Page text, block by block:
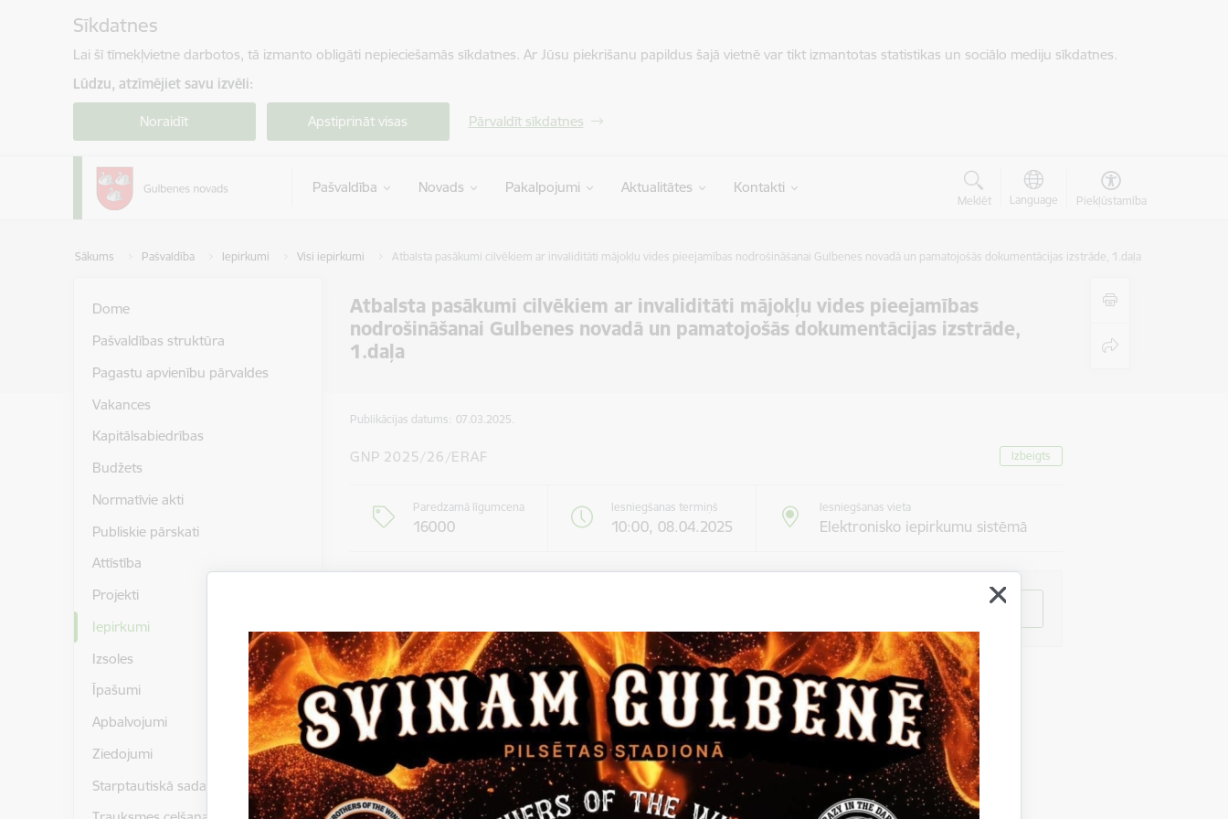
Sīkdatnes
Lai šī tīmekļvietne darbotos, tā izmanto obligāti nepieciešamās sīkdatnes. Ar Jūsu piekrišanu papildus šajā vietnē var tikt izmantotas statistikas un sociālo mediju sīkdatnes.
Lūdzu, atzīmējiet savu izvēli:
Noraidīt Apstiprināt visas Pārvaldīt sīkdatnes
Pašvaldība Novads Pakalpojumi Aktualitātes Kontakti
Meklēt Language Piekļūstamība
Sākums Pašvaldība Iepirkumi Visi iepirkumi Atbalsta pasākumi cilvēkiem ar invaliditāti mājokļu vides pieejamības nodrošināšanai Gulbenes novadā un pamatojošās dokumentācijas izstrāde, 1.daļa
Atbalsta pasākumi cilvēkiem ar invaliditāti mājokļu vides pieejamības
nodrošināšanai Gulbenes novadā un pamatojošās dokumentācijas izstrāde,
1.daļa
Dome
Pašvaldības struktūra
Pagastu apvienību pārvaldes
Vakances
Kapitālsabiedrības
Budžets
Normatīvie akti
Publiskie pārskati
Attīstība
Projekti
Iepirkumi
Izsoles
Īpašumi
Apbalvojumi
Ziedojumi
Starptautiskā sadarbība
Publikācijas datums: 07.03.2025.
GNP 2025/26/ERAF Izbeigts
Paredzamā līgumcena
16000
Iesniegšanas termiņš
10:00, 08.04.2025
Iesniegšanas vieta
Elektronisko iepirkumu sistēmā
Pasūtītājs
Gulbenes novada pašvaldība
Līguma izpildes vieta
Gulbenes novads, Lejasciema pagasts Gravas 3 (LATVIJA), 4412
Iepirkuma procedūra
Atklāts konkurss
Kontakti